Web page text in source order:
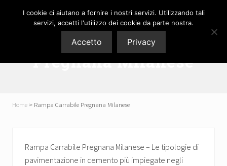
Pavimenti
Rampa Carrabile
Pregnana Milanese
Home > Rampa Carrabile Pregnana Milanese
Rampa Carrabile Pregnana Milanese – Le tipologie di
pavimentazione in cemento più impiegate negli
I cookie ci aiutano a fornire i nostri servizi. Utilizzando tali
servizi, accetti l'utilizzo dei cookie da parte nostra.
Accetto Privacy